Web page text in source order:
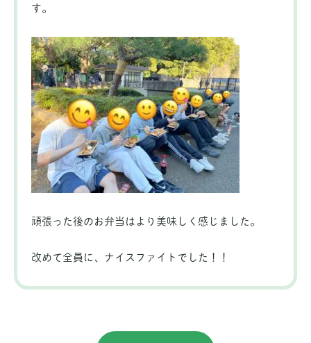
す。
頑張った後のお弁当はより美味しく感じました。
改めて全員に、ナイスファイトでした！！